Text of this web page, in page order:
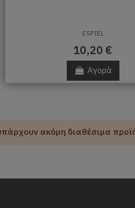
ESPIEL
10,20 €
Αγορά
ακόμη διαθέσιμα